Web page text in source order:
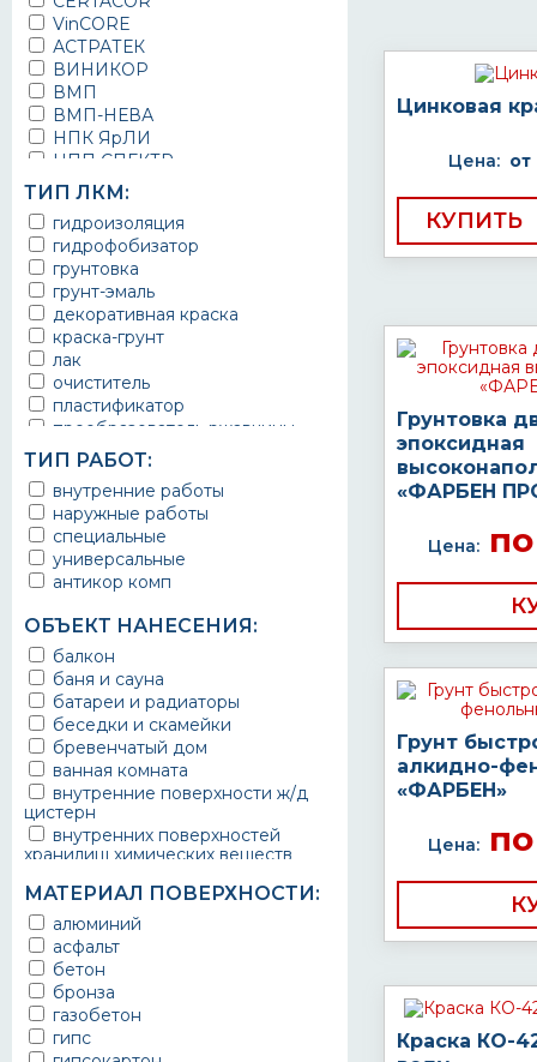
VinCORE
АСТРАТЕК
ВИНИКОР
ВМП
ВМП-НЕВА
НПК ЯрЛИ
НПП СПЕКТР
НПФ ЭМАЛЬ
ТЕРМА
УРЕПЛЕН
ТИП ЛКМ:
гидроизоляция
гидрофобизатор
грунтовка
грунт-эмаль
декоративная краска
краска-грунт
лак
очиститель
пластификатор
преобразователь ржавчины
эмаль
Краска
Покрытие
грунт эмаль
защитное покрытие
ТИП РАБОТ:
внутренние работы
наружные работы
специальные
универсальные
антикор комп
ОБЪЕКТ НАНЕСЕНИЯ:
балкон
баня и сауна
батареи и радиаторы
беседки и скамейки
бревенчатый дом
ванная комната
внутренние поверхности ж/д
цистерн
внутренних поверхностей
хранилищ химических веществ
ворота
выхлопные системы
автомобилей
газопроводы
гараж
гидротехнические сооружения
городской транспорт
грузовые вагоны
МАТЕРИАЛ ПОВЕРХНОСТИ:
алюминий
асфальт
бетон
бронза
газобетон
гипс
Цинковая
Цена: от
КУПИТЬ
Грунтовка
эпоксидная
«ФАРБЕН
Цена:по
Грунт
алкидно-
«ФАРБЕН»
Цена:по
Краска КО-